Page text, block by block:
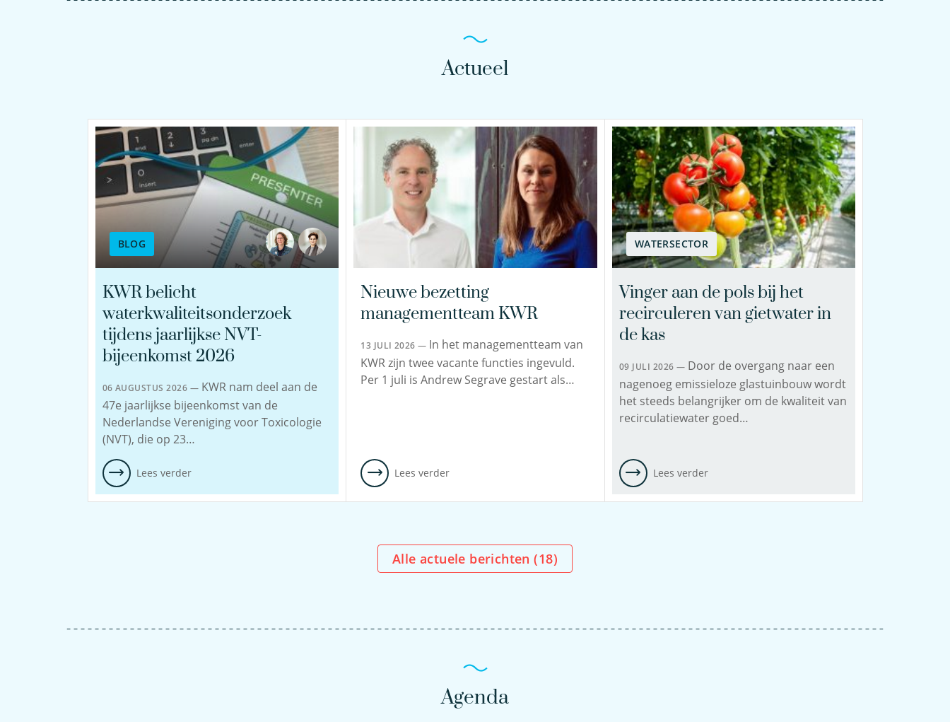
Actueel
BLOG
KWR belicht
waterkwaliteitsonderzoek
tijdens jaarlijkse NVT-
bijeenkomst 2026
06 AUGUSTUS 2026 — KWR nam deel aan de
47e jaarlijkse bijeenkomst van de
Nederlandse Vereniging voor Toxicologie
(NVT), die op 23…
Lees verder
Nieuwe bezetting
managementteam KWR
13 JULI 2026 — In het managementteam van
KWR zijn twee vacante functies ingevuld.
Per 1 juli is Andrew Segrave gestart als…
Lees verder
WATERSECTOR
Vinger aan de pols bij het
recirculeren van gietwater in
de kas
09 JULI 2026 — Door de overgang naar een
nagenoeg emissieloze glastuinbouw wordt
het steeds belangrijker om de kwaliteit van
recirculatiewater goed…
Lees verder
Alle actuele berichten (18)
Agenda